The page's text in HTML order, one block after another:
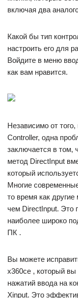
включая два
Какой бы тип
настроить его для
Войдите в меню
как вам нравится.
Независимо от
Controller, одна
заключается в том,
метод DirectInput
который
Многие
то время как
чем DirectInput. Это
наиболее широко
ПК .
Вы можете
x360ce , который вы
нажатий ввода на
Xinput. Это